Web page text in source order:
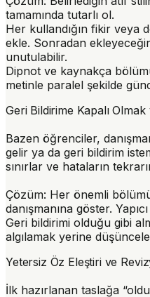
tamamında tutarlı ol.
Her kullandığın fikir veya
ekle. Sonradan
unutulabilir.
Dipnot ve kaynakça
metinle paralel şekilde
Geri Bildirime Kapalı Olmak
Bazen öğrenciler,
gelir ya da geri bildirim
sınırlar ve hataların
Çözüm: Her önemli
danışmanına göster.
Geri bildirimi olduğu gibi
algılamak yerine
Yetersiz Öz Eleştiri ve
İlk hazırlanan taslağa